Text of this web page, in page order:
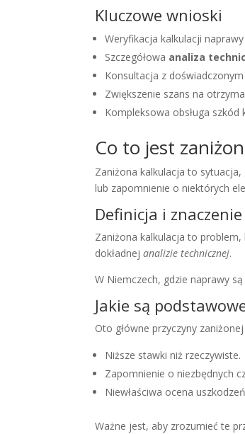
Kluczowe wnioski
Weryfikacja kalkulacji
Szczegółowa analiza
Konsultacja z
Zwiększenie szans na
Kompleksowa obsługa
Co to jest
Zaniżona kalkulacja to
lub zapomnienie o niektórych
Definicja i znaczenie
Zaniżona kalkulacja to
dokładnejanalizie technicznej.
W Niemczech, gdzie naprawy
Jakie są
Oto główne przyczyny
Niższe stawki niż rzeczywiste.
Zapomnienie o niezbędnych
Niewłaściwa ocena
Ważne jest, aby zrozumieć te